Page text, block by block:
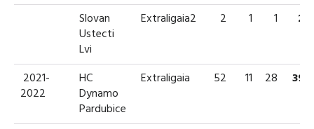
Slovan
Ustecti
Lvi
Extraligaia2 2 1 1 2
2021-
2022
HC
Dynamo
Pardubice
Extraligaia 52 11 28 39